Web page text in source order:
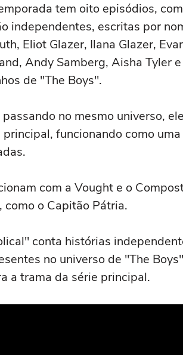
tem oito episódios,
independentes, escritas por
Eliot Glazer, Ilana Glazer,
Andy Samberg, Aisha Tyler
de "The Boys".
no mesmo universo,
funcionando como
com a Vought e o
o Capitão Pátria.
conta histórias
no universo de "The
a trama da série principal.